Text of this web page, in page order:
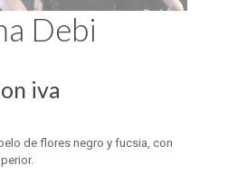
Debi
iva
de flores negro y fucsia, con